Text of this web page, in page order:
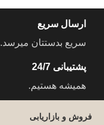
ارسال سریع
سریع بدستتان میرسد.
پشتیبانی 24/7
همیشه هستیم.
فروش و بازاریابی